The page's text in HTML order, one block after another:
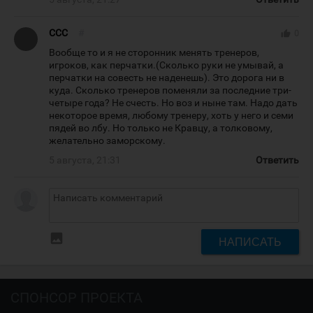
CCC
Вообще то и я не сторонник менять тренеров,
игроков, как перчатки.(Сколько руки не умывай, а
перчатки на совесть не наденешь). Это дорога ни в
куда. Сколько тренеров поменяли за последние три-
четыре года? Не счесть. Но воз и ныне там. Надо дать
некоторое время, любому тренеру, хоть у него и семи
пядей во лбу. Но только не Кравцу, а толковому,
желательно заморскому.
Ответить
НАПИСАТЬ